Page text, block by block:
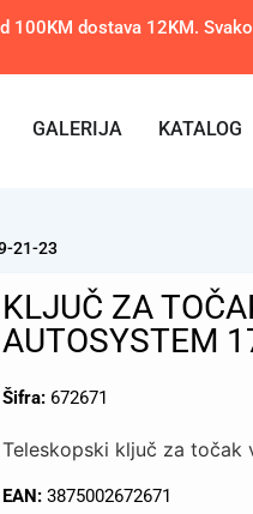
100KM dostava 12KM.
GALERIJA KATALOG
21-23
KLJUČ ZA
AUTOSYSTEM
Šifra: 672671
Teleskopski ključ za točak
EAN:3875002672671